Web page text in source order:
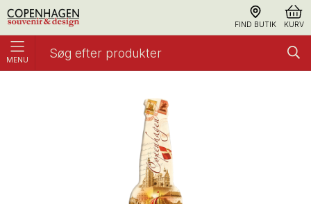
FIND BUTIK KURV
MENU